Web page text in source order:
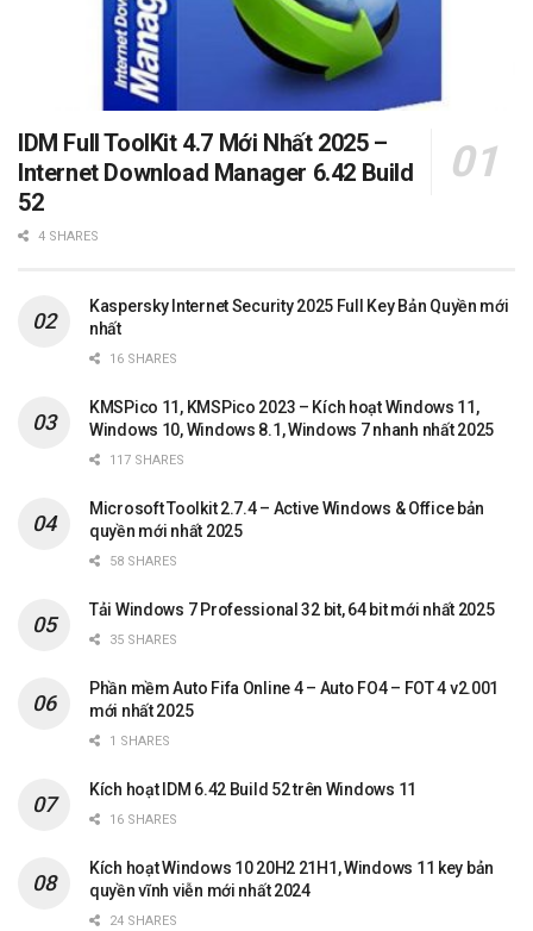
IDM Full ToolKit 4.7 Mới Nhất 2025 –
Internet Download Manager 6.42 Build
52
4 SHARES
Kaspersky Internet Security 2025 Full Key Bản Quyền mới
nhất
16 SHARES
KMSPico 11, KMSPico 2023 – Kích hoạt Windows 11,
Windows 10, Windows 8.1, Windows 7 nhanh nhất 2025
117 SHARES
Microsoft Toolkit 2.7.4 – Active Windows & Office bản
quyền mới nhất 2025
58 SHARES
Tải Windows 7 Professional 32 bit, 64 bit mới nhất 2025
35 SHARES
Phần mềm Auto Fifa Online 4 – Auto FO4 – FOT 4 v2.001
mới nhất 2025
1 SHARES
Kích hoạt IDM 6.42 Build 52 trên Windows 11
16 SHARES
Kích hoạt Windows 10 20H2 21H1, Windows 11 key bản
quyền vĩnh viễn mới nhất 2024
24 SHARES